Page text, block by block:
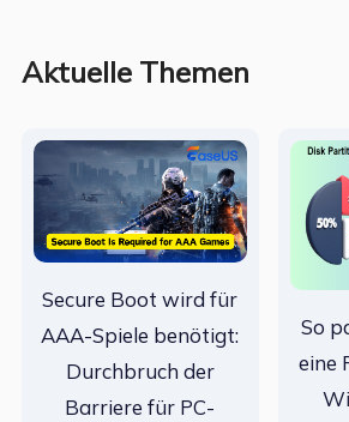
Aktuelle Themen
Secure Boot wird für
AAA-Spiele benötigt:
Durchbruch der
Barriere für PC-
So
eine